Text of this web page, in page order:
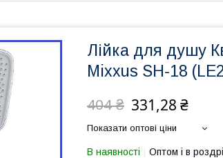
Лійка для душу
Mixxus SH-18
404 ₴ 331,28 ₴
Показати оптові ціни
В наявності Оптом і в